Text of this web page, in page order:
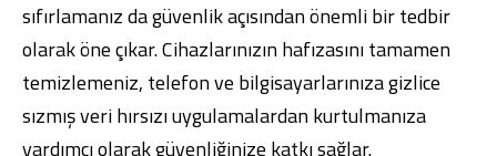
sıfırlamanız da güvenlik açısından önemli bir tedbir
olarak öne çıkar. Cihazlarınızın hafızasını tamamen
temizlemeniz, telefon ve bilgisayarlarınıza gizlice
sızmış veri hırsızı uygulamalardan kurtulmanıza
yardımcı olarak güvenliğinize katkı sağlar.